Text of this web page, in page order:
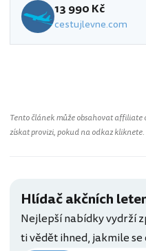
13 990 Kč
cestujlevne.com
Tento článek může obsahovat affiliate
získat provizi, pokud na odkaz kliknete.
Hlídač akčních
Nejlepší nabídky vydrží
ti vědět ihned, jakmile